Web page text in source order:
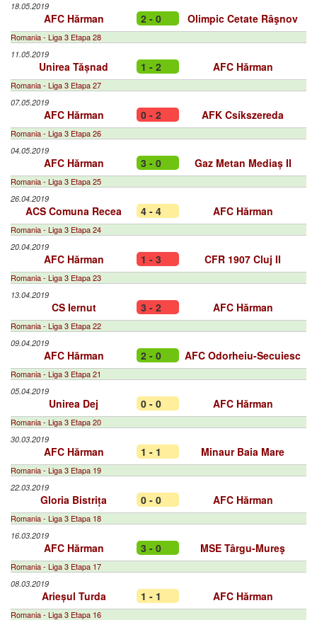
18.05.2019
AFC Hărman 2 - 0 Olimpic Cetate Râşnov
Romania - Liga 3 Etapa 28
11.05.2019
Unirea Tășnad 1 - 2 AFC Hărman
Romania - Liga 3 Etapa 27
07.05.2019
AFC Hărman 0 - 2 AFK Csíkszereda
Romania - Liga 3 Etapa 26
04.05.2019
AFC Hărman 3 - 0 Gaz Metan Mediaș II
Romania - Liga 3 Etapa 25
26.04.2019
ACS Comuna Recea 4 - 4 AFC Hărman
Romania - Liga 3 Etapa 24
20.04.2019
AFC Hărman 1 - 3 CFR 1907 Cluj II
Romania - Liga 3 Etapa 23
13.04.2019
CS Iernut 3 - 2 AFC Hărman
Romania - Liga 3 Etapa 22
09.04.2019
AFC Hărman 2 - 0 AFC Odorheiu-Secuiesc
Romania - Liga 3 Etapa 21
05.04.2019
Unirea Dej 0 - 0 AFC Hărman
Romania - Liga 3 Etapa 20
30.03.2019
AFC Hărman 1 - 1 Minaur Baia Mare
Romania - Liga 3 Etapa 19
22.03.2019
Gloria Bistrița 0 - 0 AFC Hărman
Romania - Liga 3 Etapa 18
16.03.2019
AFC Hărman 3 - 0 MSE Târgu-Mureş
Romania - Liga 3 Etapa 17
08.03.2019
Arieșul Turda 1 - 1 AFC Hărman
Romania - Liga 3 Etapa 16